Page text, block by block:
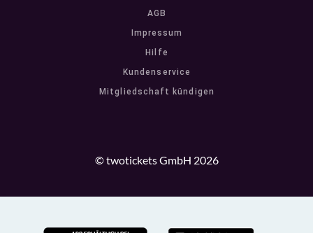
AGB
Impressum
Hilfe
Kundenservice
Mitgliedschaft kündigen
© twotickets GmbH 2026